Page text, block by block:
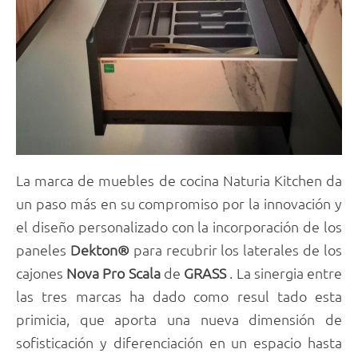
La marca de muebles de cocina Naturia Kitchen da
un paso más en su compromiso por la innovación y
el diseño personalizado con la incorporación de los
paneles Dekton®para recubrir los laterales de los
cajones Nova Pro Scalade GRASS. La sinergia entre
las tres marcas ha dado como resul tado esta
primicia, que aporta una nueva dimensión de
sofisticación y diferenciación en un espacio hasta